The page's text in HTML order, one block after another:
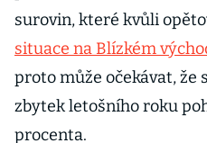
surovin, které kvůli
situace na Blízkém
proto může očekávat, že
zbytek letošního roku
procenta.